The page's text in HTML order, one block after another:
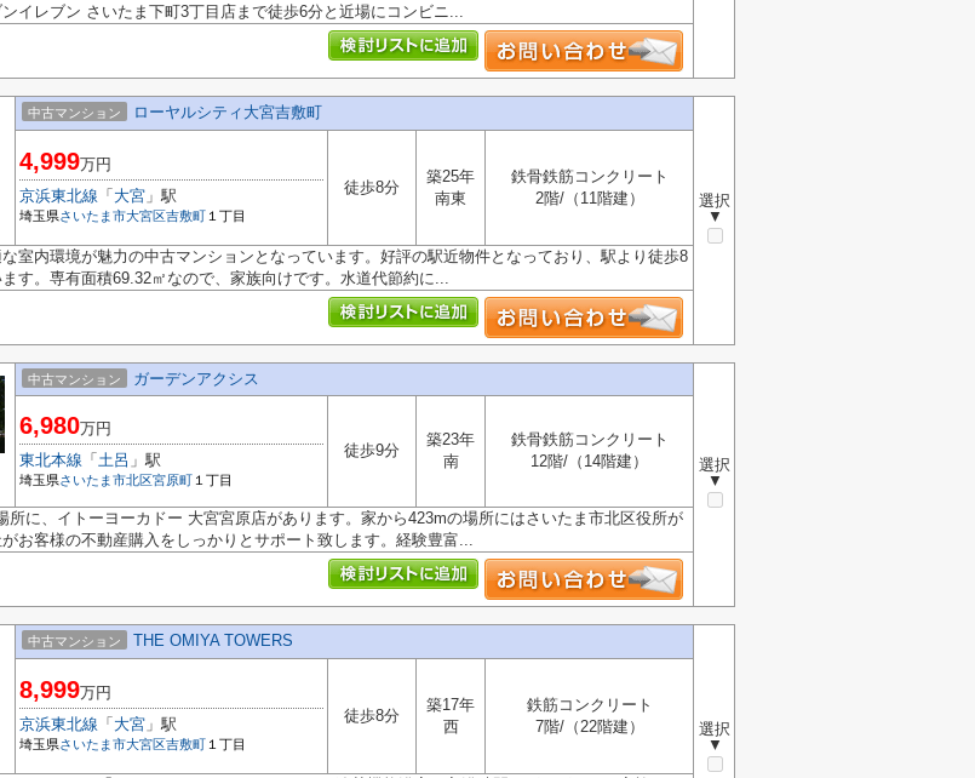
イレブン さいたま下町3丁目店まで徒歩6分と近場にコンビニ...
中古マンション ローヤルシティ大宮吉敷町
選択
▼
4,999万円
京浜東北線 「 大宮 」駅
埼玉県さいたま市大宮区吉敷町 １丁目
徒歩8分
築25年
南東
鉄骨鉄筋コンクリート
2階/（11階建）
室内環境が魅力の中古マンションとなっています。好評の駅近物件となっており、駅より徒歩8
す。専有面積69.32㎡なので、家族向けです。水道代節約に...
中古マンション ガーデンアクシス
選択
▼
6,980万円
東北本線 「 土呂 」駅
埼玉県さいたま市北区宮原町 １丁目
徒歩9分
築23年
南
鉄骨鉄筋コンクリート
12階/（14階建）
所に、イトーヨーカドー 大宮宮原店があります。家から423mの場所にはさいたま市北区役所が
お客様の不動産購入をしっかりとサポート致します。経験豊富...
中古マンション THE OMIYA TOWERS
選択
▼
8,999万円
京浜東北線 「 大宮 」駅
埼玉県さいたま市大宮区吉敷町 １丁目
徒歩8分
築17年
西
鉄筋コンクリート
7階/（22階建）